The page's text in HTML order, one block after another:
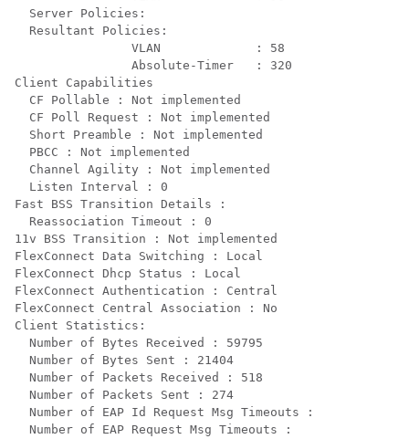
  Server Policies:
  Resultant Policies:
                VLAN             : 58
                Absolute-Timer   : 320
Client Capabilities
  CF Pollable : Not implemented
  CF Poll Request : Not implemented
  Short Preamble : Not implemented
  PBCC : Not implemented
  Channel Agility : Not implemented
  Listen Interval : 0
Fast BSS Transition Details :
  Reassociation Timeout : 0
11v BSS Transition : Not implemented
FlexConnect Data Switching : Local
FlexConnect Dhcp Status : Local
FlexConnect Authentication : Central
FlexConnect Central Association : No
Client Statistics:
  Number of Bytes Received : 59795
  Number of Bytes Sent : 21404
  Number of Packets Received : 518
  Number of Packets Sent : 274
  Number of EAP Id Request Msg Timeouts :
  Number of EAP Request Msg Timeouts :